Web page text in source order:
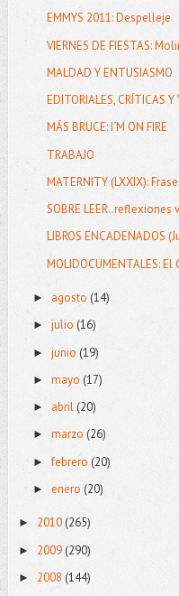
EMMYS 2011: Despelleje
VIERNES DE FIESTAS:
MALDAD Y ENTUSIASMO
EDITORIALES, CRÍTICAS
MÁS BRUCE: I´M ON FIRE
TRABAJO
MATERNITY (LXXIX):
SOBRE LEER..reflexiones
LIBROS ENCADENADOS
MOLIDOCUMENTALES:
► agosto (14)
► julio (16)
► junio (19)
► mayo(17)
► abril(20)
► marzo (26)
►febrero (20)
► enero (20)
► 2010(265)
► 2009 (290)
► 2008 (144)